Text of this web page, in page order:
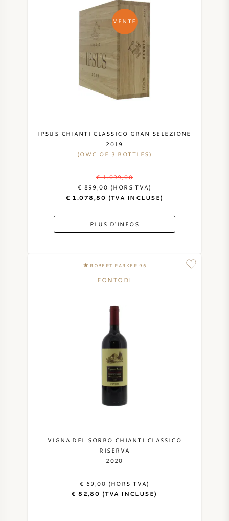
VENTE
IPSUS CHIANTI CLASSICO GRAN SELEZIONE
2019
(OWC OF 3 BOTTLES)
€ 1.099,00
€ 899,00 (HORS TVA)
€ 1.078,80 (TVA INCLUSE)
PLUS D'INFOS
ROBERT PARKER 96
FONTODI
VIGNA DEL SORBO CHIANTI CLASSICO
RISERVA
2020
€ 69,00 (HORS TVA)
€ 82,80 (TVA INCLUSE)